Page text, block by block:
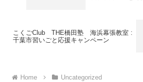
こくごClub THE橋田塾 海浜幕張教室 :
千葉市習いごと応援キャンペーン
Home Uncategorized